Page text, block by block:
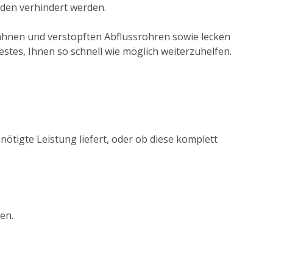
verhindert werden.
und verstopften Abflussrohren sowie lecken
Ihnen so schnell wie möglich weiterzuhelfen.
Leistung liefert, oder ob diese komplett